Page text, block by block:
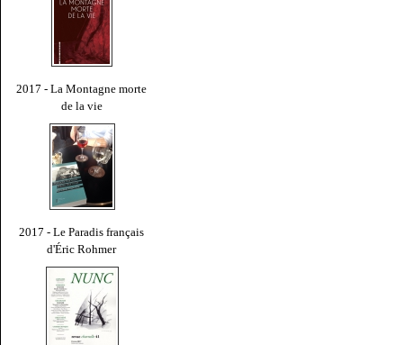
2017 - La Montagne morte
de la vie
2017 - Le Paradis français
d'Éric Rohmer